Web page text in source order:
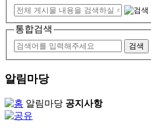
통합검색
알림마당
알림마당 공지사항